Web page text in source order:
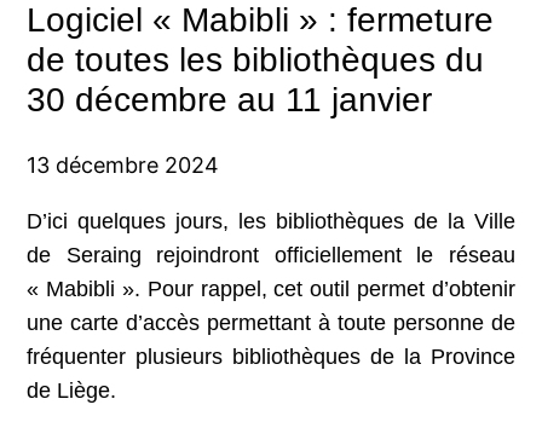
Logiciel « Mabibli » : fermeture
de toutes les bibliothèques du
30 décembre au 11 janvier
13 décembre 2024
D’ici quelques jours, les bibliothèques de la Ville
de Seraing rejoindront officiellement le réseau
« Mabibli ». Pour rappel, cet outil permet d’obtenir
une carte d’accès permettant à toute personne de
fréquenter plusieurs bibliothèques de la Province
de Liège.